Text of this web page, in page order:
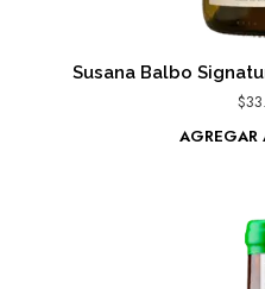
Susana Balbo
$
AGREGAR